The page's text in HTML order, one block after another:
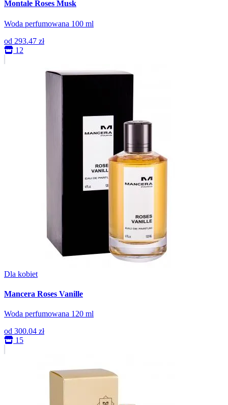
Montale Roses Musk
Woda perfumowana 100 ml
od 293.47 zł
12
Dla kobiet
Mancera Roses Vanille
Woda perfumowana 120 ml
od 300.04 zł
15